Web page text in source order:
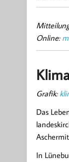
Online:
Grafik:
Das
In